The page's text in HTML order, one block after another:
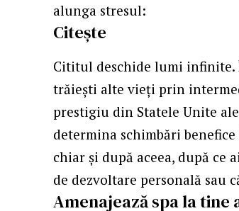
alunga stresul:
Citește
Cititul deschide lumi infinite.
trăiești alte vieți prin
prestigiu din Statele Unite
determina schimbări
chiar și după aceea, după ce
de dezvoltare personală sau
Amenajează spa la tine